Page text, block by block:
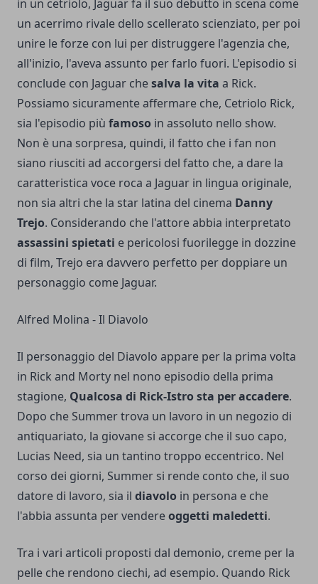
in un cetriolo, Jaguar fa il suo debutto in scena come
un acerrimo rivale dello scellerato scienziato, per poi
unire le forze con lui per distruggere l'agenzia che,
all'inizio, l'aveva assunto per farlo fuori. L'episodio si
conclude con Jaguar chesalva la vita a Rick.
Possiamo sicuramente affermare che, Cetriolo Rick,
sia l'episodio più famoso in assoluto nello show.
Non è una sorpresa, quindi, il fatto che i fan non
siano riusciti ad accorgersi del fatto che, a dare la
caratteristica voce roca a Jaguar in lingua originale,
non sia altri che la star latina del cinema Danny
Trejo. Considerando che l'attore abbia interpretato
assassini spietati e pericolosi fuorilegge in dozzine
di film, Trejo era davvero perfetto per doppiare un
personaggio come Jaguar.
Alfred Molina - Il Diavolo
Il personaggio del Diavolo appare per la prima volta
in Rick and Morty nel nono episodio della prima
stagione, Qualcosa di Rick-Istro sta per accadere.
Dopo che Summer trova un lavoro in un negozio di
antiquariato, la giovane si accorge che il suo capo,
Lucias Need, sia un tantino troppo eccentrico. Nel
corso dei giorni, Summer si rende conto che, il suo
datore di lavoro, sia il diavolo in persona e che
l'abbia assunta per vendereoggetti maledetti.
Tra i vari articoli proposti dal demonio, creme per la
pelle che rendono ciechi, ad esempio. Quando Rick